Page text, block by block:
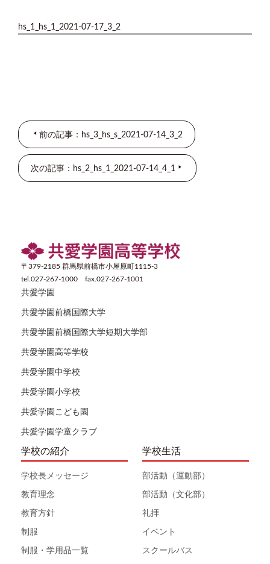
hs_1_hs_1_2021-07-17_3_2
前の記事：hs_3_hs_s_2021-07-14_3_2
次の記事：hs_2_hs_1_2021-07-14_4_1
〒379-2185 群馬県前橋市小屋原町1115-3
tel.027-267-1000 fax.027-267-1001
共愛学園
共愛学園前橋国際大学
共愛学園前橋国際大学短期大学部
共愛学園高等学校
共愛学園中学校
共愛学園小学校
共愛学園こども園
共愛学園学童クラブ
学校の紹介
学校長メッセージ
教育理念
教育方針
制服
制服・学用品一覧
学校生活
部活動（運動部）
部活動（文化部）
礼拝
イベント
スクールバス